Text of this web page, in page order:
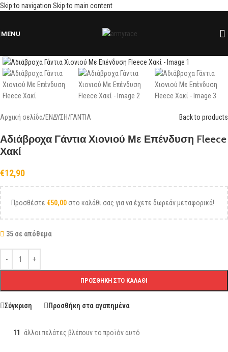
Skip to navigation Skip to main content
MENU
Αρχική σελίδα/ΕΝΔΥΣΗ/ΓΑΝΤΙΑ Back to products
Αδιάβροχα Γάντια Χιονιού Με Επένδυση Fleece
Χακί
€12,90
Προσθέστε €50,00 στο καλάθι σας για να έχετε δωρεάν μεταφορικά!
35 σε απόθεμα
ΠΡΟΣΘΉΚΗ ΣΤΟ ΚΑΛΆΘΙ
Σύγκριση Προσθήκη στα αγαπημένα
11 άλλοι πελάτες βλέπουν το προϊόν αυτό